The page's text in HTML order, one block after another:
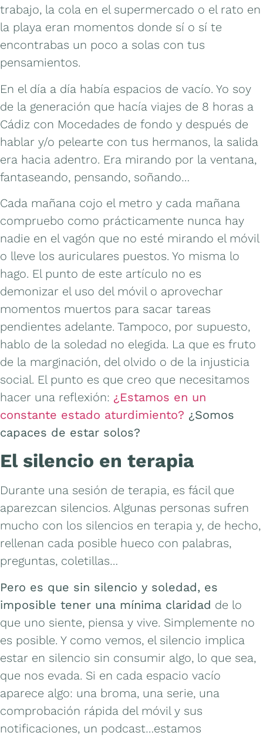
trabajo, la cola en el supermercado o el rato en
la playa eran momentos donde sí o sí te
encontrabas un poco a solas con tus
pensamientos.
En el día a día había espacios de vacío. Yo soy
de la generación que hacía viajes de 8 horas a
Cádiz con Mocedades de fondo y después de
hablar y/o pelearte con tus hermanos, la salida
era hacia adentro. Era mirando por la ventana,
fantaseando, pensando, soñando…
Cada mañana cojo el metro y cada mañana
compruebo como prácticamente nunca hay
nadie en el vagón que no esté mirando el móvil
o lleve los auriculares puestos. Yo misma lo
hago. El punto de este artículo no es
demonizar el uso del móvil o aprovechar
momentos muertos para sacar tareas
pendientes adelante. Tampoco, por supuesto,
hablo de la soledad no elegida. La que es fruto
de la marginación, del olvido o de la injusticia
social. El punto es que creo que necesitamos
hacer una reflexión: ¿Estamos en un
constante estado aturdimiento? ¿Somos
capaces de estar solos?
El silencio en terapia
Durante una sesión de terapia, es fácil que
aparezcan silencios. Algunas personas sufren
mucho con los silencios en terapia y, de hecho,
rellenan cada posible hueco con palabras,
preguntas, coletillas…
Pero es que sin silencio y soledad, es
imposible tener una mínima claridad de lo
que uno siente, piensa y vive. Simplemente no
es posible. Y como vemos, el silencio implica
estar en silencio sin consumir algo, lo que sea,
que nos evada. Si en cada espacio vacío
aparece algo: una broma, una serie, una
comprobación rápida del móvil y sus
notificaciones, un podcast…estamos